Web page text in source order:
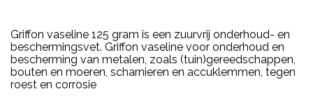
Griffon vaseline 125 gram is een zuurvrij onderhoud- en
beschermingsvet. Griffon vaseline voor onderhoud en
bescherming van metalen, zoals (tuin)gereedschappen,
bouten en moeren, scharnieren en accuklemmen, tegen
roest en corrosie